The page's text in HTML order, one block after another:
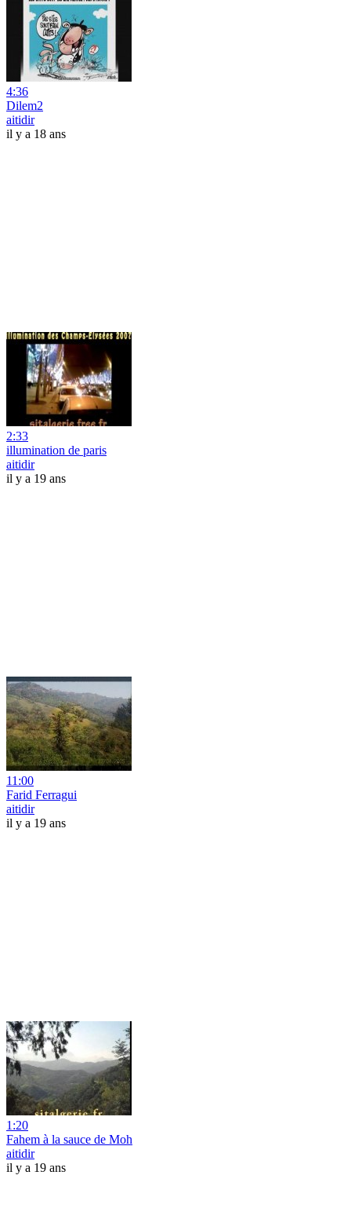
4:36
Dilem2
aitidir
il y a 18 ans
2:33
illumination de paris
aitidir
il y a 19 ans
11:00
Farid Ferragui
aitidir
il y a 19 ans
1:20
Fahem à la sauce de Moh
aitidir
il y a 19 ans